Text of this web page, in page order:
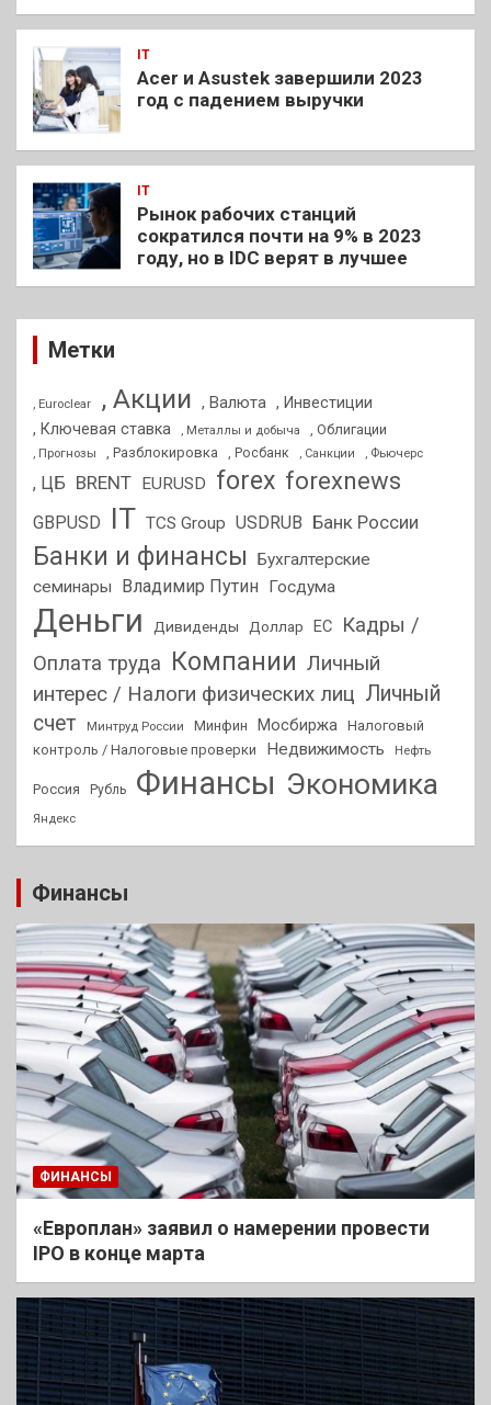
IT
Acer и Asustek завершили 2023
год с падением выручки
IT
Рынок рабочих станций
сократился почти на 9% в 2023
году, но в IDC верят в лучшее
Метки
, Euroclear , Акции , Валюта , Инвестиции
, Ключевая ставка
, Металлы и добыча , Облигации
, Прогнозы , Разблокировка , Росбанк , Санкции , Фьючерс
, ЦБ BRENT EURUSD forex forexnews
GBPUSD IT TCS Group USDRUB Банк России
Банки и финансы
Бухгалтерские
семинары
Владимир Путин Госдума
Деньги Дивиденды Доллар ЕС
Кадры /
Оплата труда Компании Личный
интерес / Налоги физических лиц Личный
счет
Минтруд России Минфин Мосбиржа Налоговый
контроль / Налоговые проверки
Недвижимость Нефть
Россия Рубль Финансы Экономика
Яндекс
Финансы
ФИНАНСЫ
«Европлан» заявил о намерении провести
IPO в конце марта